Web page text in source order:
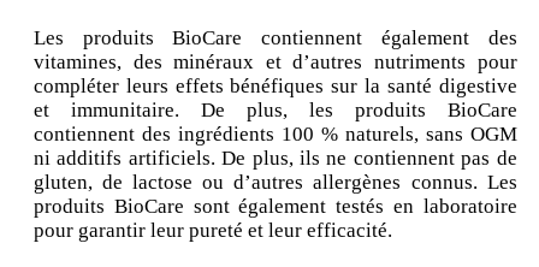
Les produits BioCare contiennent également des
vitamines, des minéraux et d’autres nutriments pour
compléter leurs effets bénéfiques sur la santé digestive
et immunitaire. De plus, les produits BioCare
contiennent des ingrédients 100 % naturels, sans OGM
ni additifs artificiels. De plus, ils ne contiennent pas de
gluten, de lactose ou d’autres allergènes connus. Les
produits BioCare sont également testés en laboratoire
pour garantir leur pureté et leur efficacité.